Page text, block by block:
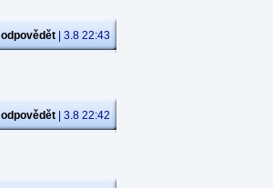
odpovědět | 3.8 22:43
odpovědět | 3.8 22:42